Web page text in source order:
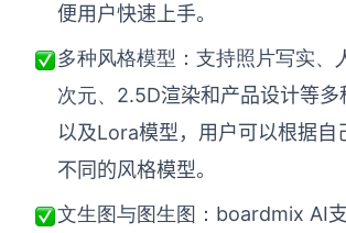
AI创作
创意与绘图
AI生成思维导图
AI生成流程图 AI生成商业画布
便用户快速上手。
多种风格模型：支持照片写实、
次元、 2.5D渲染和产品设计等多
以及Lora模型，用户可以根据自
不同的风格模型。
文生图与图生图： boardmix AI